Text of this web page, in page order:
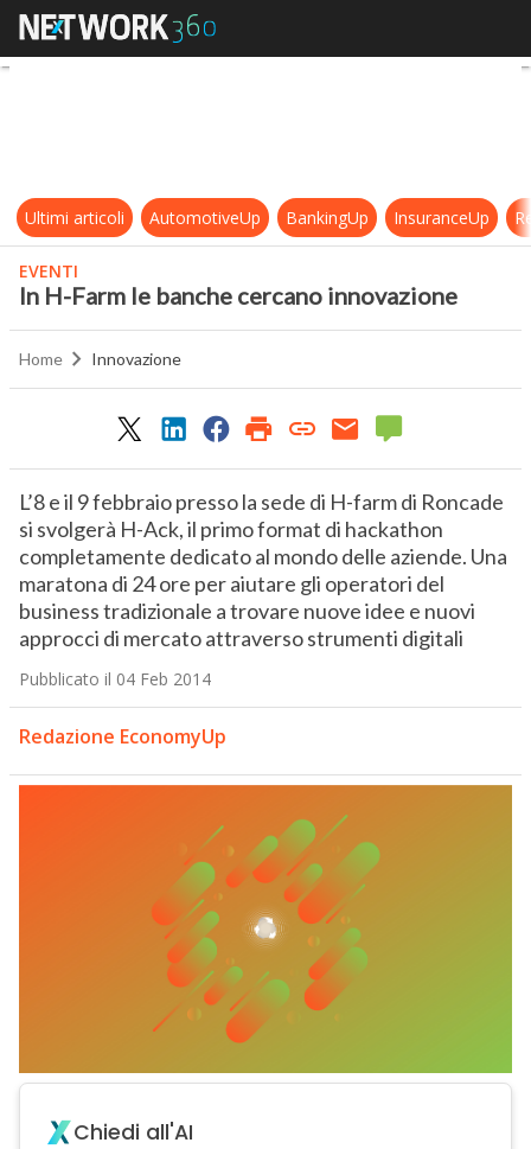
In H-Farm le banche cercano
Ultimi articoli AutomotiveUp BankingUp InsuranceUp
EVENTI
In H-Farm le banche cercano innovazione
Home Innovazione
L’8 e il 9 febbraio presso la sede di H-farm di Roncade
si svolgerà H-Ack, il primo format di hackathon
completamente dedicato al mondo delle aziende. Una
maratona di 24 ore per aiutare gli operatori del
business tradizionale a trovare nuove idee e nuovi
approcci di mercato attraverso strumenti digitali
Pubblicato il 04 Feb 2014
Redazione EconomyUp
Chiedi all'AI